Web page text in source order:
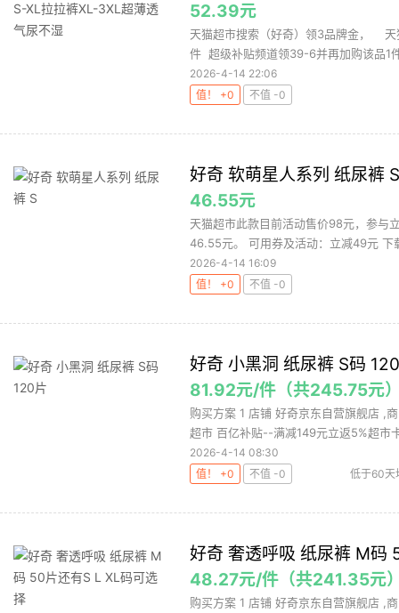
52.39元
天猫超市搜索（好奇）领3品牌金，
件 超级补贴频道领39-6并再加购该品
2026-4-14 22:06
值！ +0
不值 -0
好奇 软萌星人系列 纸尿裤 S
46.55元
天猫超市此款目前活动售价98元，参与
46.55元。 可用券及活动：立减49元 下
2026-4-14 16:09
值！ +0
不值 -0
好奇 小黑洞 纸尿裤 S码
81.92元/件（共245.75元
购买方案 1 店铺 好奇京东自营旗舰店 ,
超市 百亿补贴--满减149元立返5%超市
2026-4-14 08:30
值！ +0
不值 -0 低于60天
好奇 奢透呼吸 纸尿裤 M码
48.27元/件（共241.35元
购买方案 1 店铺 好奇京东自营旗舰店 ,